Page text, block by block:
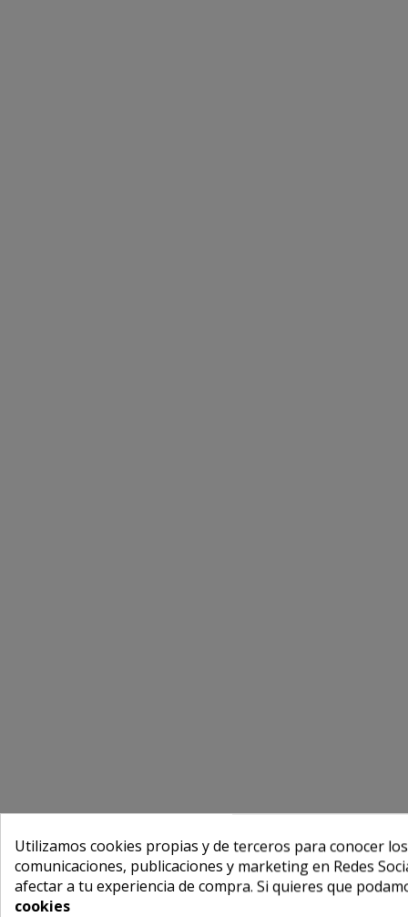
Utilizamos cookies propias y de terceros para conocer
comunicaciones, publicaciones y marketing en Redes
afectar a tu experiencia de compra. Si quieres que
cookies